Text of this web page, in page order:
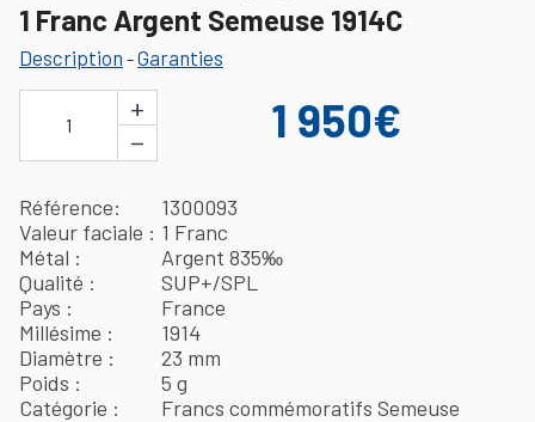
1 Franc Argent Semeuse 1914C
Description -Garanties
1
+
−
1 950€
Référence
1300093
Valeur faciale
1 Franc
Métal
Argent 835‰
Qualité
SUP+/SPL
Pays
France
Millésime
1914
Diamètre
23 mm
Poids
5 g
Catégorie
Francs commémoratifs Semeuse